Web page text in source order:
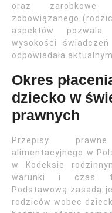
oraz zarobkowe
zobowiązanego
aspektów
wysokości
odpowiadała
Okres
dziecko w
prawnych
Przepisy
alimentacyjnego w
w Kodeksie
warunki i czas
Podstawową zasadą
rodziców wobec